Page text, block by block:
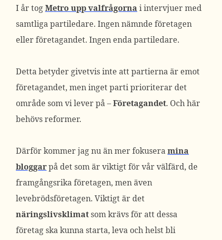
I år togMetro upp valfrågorna i intervjuer med
samtliga partiledare. Ingen nämnde företagen
eller företagandet. Ingen enda partiledare.
Detta betyder givetvis inte att partierna är emot
företagandet, men inget parti prioriterar det
område som vi lever på –Företagandet. Och här
behövs reformer.
Därför kommer jag nu än mer fokuseramina
bloggarpå det som är viktigt för vår välfärd, de
framgångsrika företagen, men även
levebrödsföretagen. Viktigt är det
näringslivsklimatsom krävs för att dessa
företag ska kunna starta, leva och helst bli